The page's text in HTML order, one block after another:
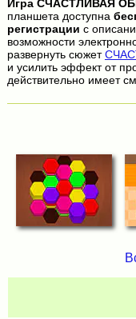
Игра СЧАСТЛИВАЯ
планшета доступна
регистрации с
возможности
развернуть сюжет
и усилить эффект от
действительно имеет